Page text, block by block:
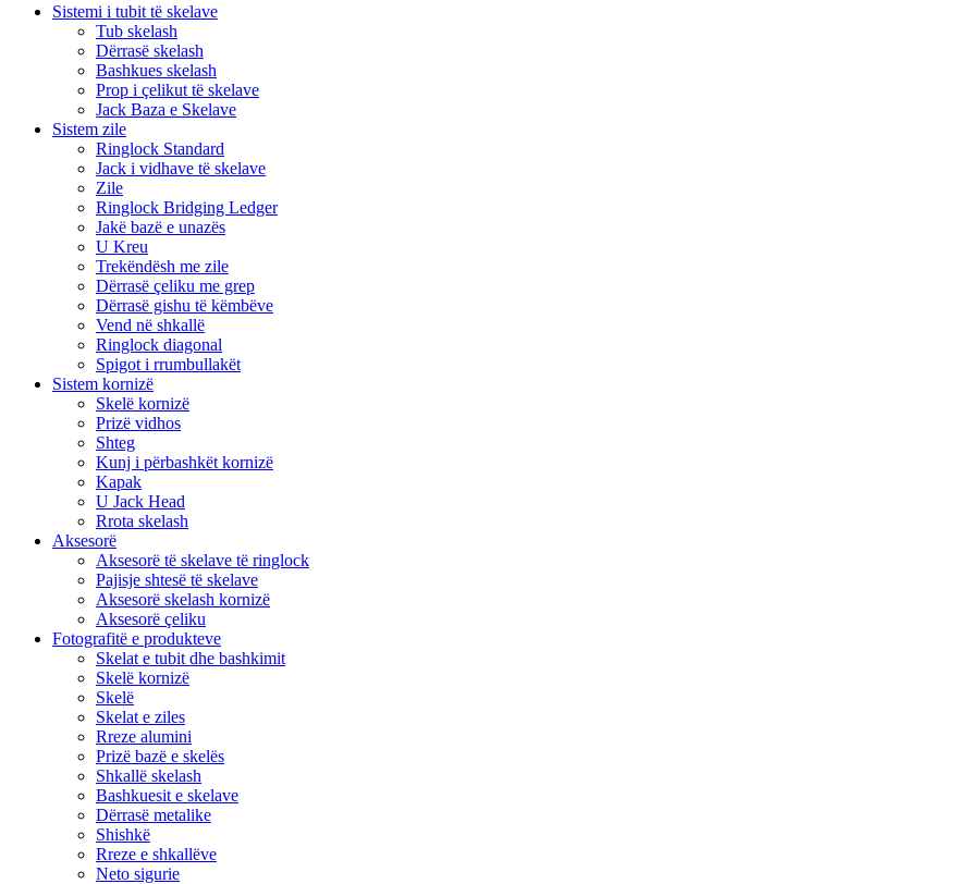
Sistemi i tubit të skelave
Tub skelash
Dërrasë skelash
Bashkues skelash
Prop i çelikut të skelave
Jack Baza e Skelave
Sistem zile
Ringlock Standard
Jack i vidhave të skelave
Zile
Ringlock Bridging Ledger
Jakë bazë e unazës
U Kreu
Trekëndësh me zile
Dërrasë çeliku me grep
Dërrasë gishu të këmbëve
Vend në shkallë
Ringlock diagonal
Spigot i rrumbullakët
Sistem kornizë
Skelë kornizë
Prizë vidhos
Shteg
Kunj i përbashkët kornizë
Kapak
U Jack Head
Rrota skelash
Aksesorë
Aksesorë të skelave të ringlock
Pajisje shtesë të skelave
Aksesorë skelash kornizë
Aksesorë çeliku
Fotografitë e produkteve
Skelat e tubit dhe bashkimit
Skelë kornizë
Skelë
Skelat e ziles
Rreze alumini
Prizë bazë e skelës
Shkallë skelash
Bashkuesit e skelave
Dërrasë metalike
Shishkë
Rreze e shkallëve
Neto sigurie